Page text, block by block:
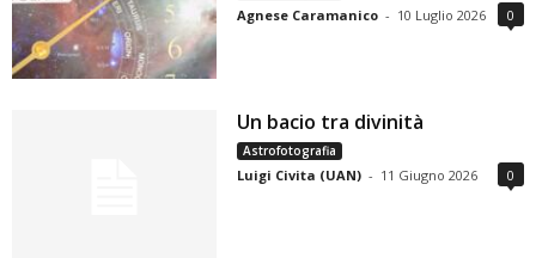
Agnese Caramanico - 10 Luglio 2026 0
Un bacio tra divinità
Astrofotografia
Luigi Civita (UAN) - 11 Giugno 2026 0